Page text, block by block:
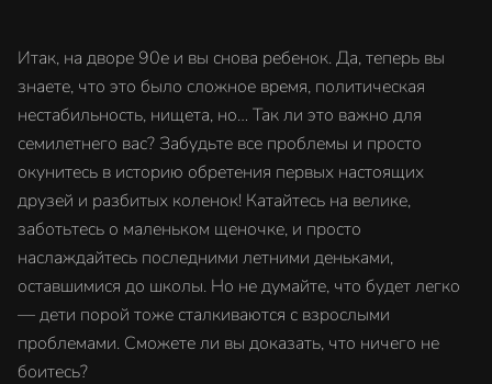
Итак, на дворе 90е и вы снова ребенок. Да, теперь вы
знаете, что это было сложное время, политическая
нестабильность, нищета, но… Так ли это важно для
семилетнего вас? Забудьте все проблемы и просто
окунитесь в историю обретения первых настоящих
друзей и разбитых коленок! Катайтесь на велике,
заботьтесь о маленьком щеночке, и просто
наслаждайтесь последними летними деньками,
оставшимися до школы. Но не думайте, что будет легко
— дети порой тоже сталкиваются с взрослыми
проблемами. Сможете ли вы доказать, что ничего не
боитесь?